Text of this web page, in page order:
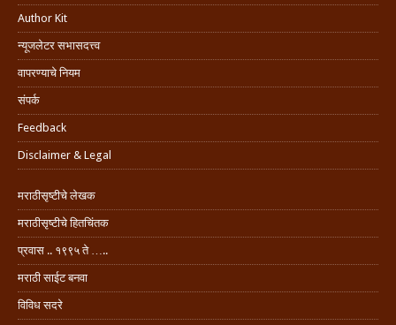
Author Kit
न्यूजलेटर सभासदत्त्व
वापरण्याचे नियम
संपर्क
Feedback
Disclaimer & Legal
मराठीसृष्टीचे लेखक
मराठीसृष्टीचे हितचिंतक
प्रवास .. १९९५ ते …..
मराठी साईट बनवा
विविध सदरे